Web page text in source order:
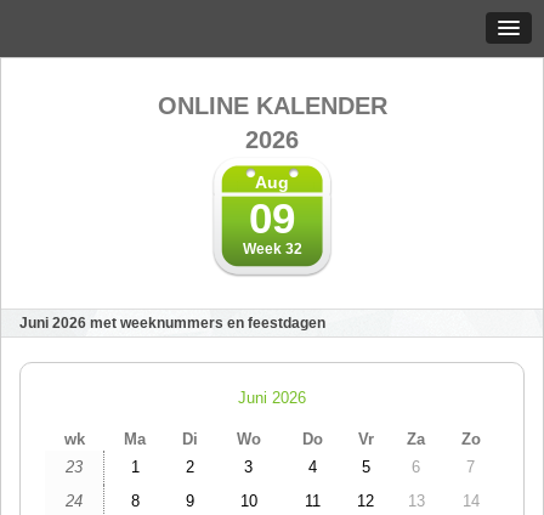
ONLINE KALENDER
2026
Aug
09
Week 32
Juni 2026 met weeknummers en feestdagen
Juni 2026
wk Ma Di Wo Do Vr Za
Zo
23
1 2 3 4 5 6
7
24
8 9 10 11 12 13
14